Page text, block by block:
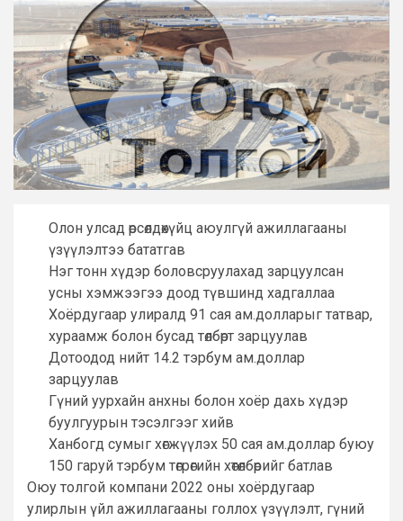
Олон улсад өрсөлдөхүйц аюулгүй ажиллагааны
үзүүлэлтээ бататгав
Нэг тонн хүдэр боловсруулахад зарцуулсан
усны хэмжээгээ доод түвшинд хадгаллаа
Хоёрдугаар улиралд 91 сая ам.долларыг татвар,
хураамж болон бусад төлбөрт зарцуулав
Дотоодод нийт 14.2 тэрбум ам.доллар
зарцуулав
Гүний уурхайн анхны болон хоёр дахь хүдэр
буулгуурын тэсэлгээг хийв
Ханбогд сумыг хөгжүүлэх 50 сая ам.доллар буюу
150 гаруй тэрбум төгрөгийн хөтөлбөрийг батлав
Оюу толгой компани 2022 оны хоёрдугаар
улирлын үйл ажиллагааны голлох үзүүлэлт, гүний